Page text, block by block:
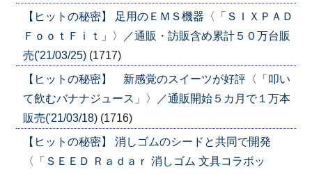
【ヒットの秘密】 足用のＥＭＳ機器〈「ＳＩＸＰＡＤ
ＦｏｏｔＦｉｔ」〉／通販・訪販含め累計５０万台販
売('21/03/25) (1717)
【ヒットの秘密】 新感覚のスイーツが好評〈「叩い
て飲むバナナジュース」〉／通販開始５カ月で１万本
販売('21/03/18) (1716)
【ヒットの秘密】 消しゴムのシードと共同で開発
〈「ＳＥＥＤ Ｒａｄａｒ 消しゴム 文具コラボッ